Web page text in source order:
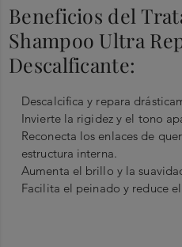
Beneficios del
Shampoo Ultra
Descalficante:
Descalcifica y repara
Invierte la rigidez y el tono
Reconecta los enlaces de
estructura interna.
Aumenta el brillo y la
Facilita el peinado y reduce